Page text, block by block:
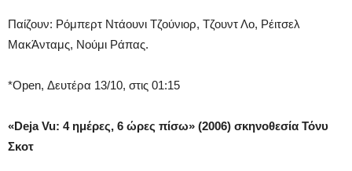
Παίζουν: Ρόμπερτ Ντάουνι Τζούνιορ, Τζουντ Λο, Ρέιτσελ
ΜακΆνταμς, Νούμι Ράπας.
*Open, Δευτέρα 13/10, στις 01:15
«Deja Vu: 4 ημέρες, 6 ώρες πίσω» (2006) σκηνοθεσία Τόνυ
Σκοτ